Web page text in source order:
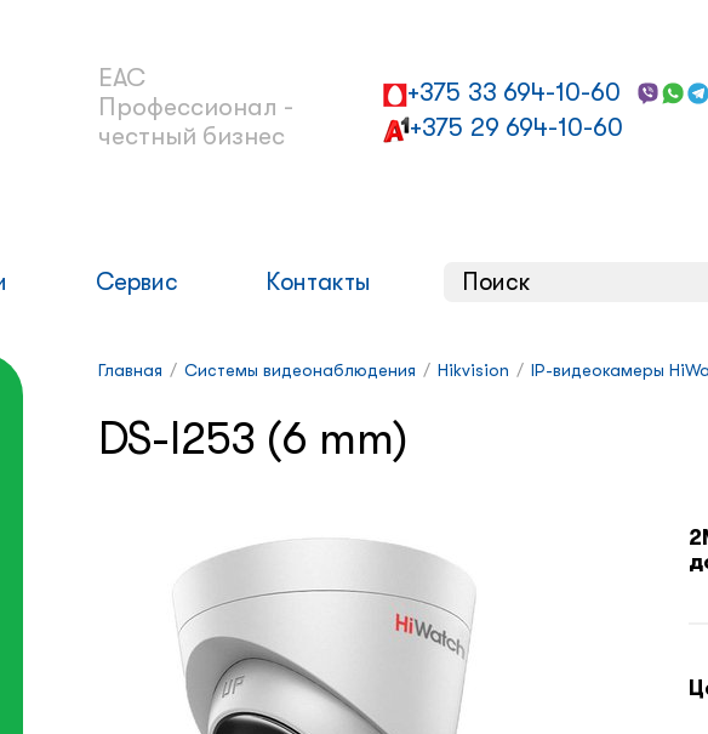
ЕАС
Профессионал -
честный бизнес
+375 33 694-10-60
+375 29 694-10-60
Сервис Контакты
Главная / Системы видеонаблюдения / Hikvision / IP-видеокамеры
DS-I253 (6 mm)